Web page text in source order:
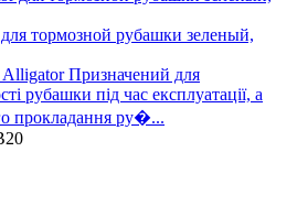
тормозной рубашки зеленый,
Призначений для
рубашки під час експлуатації, а
прокладання ру�...